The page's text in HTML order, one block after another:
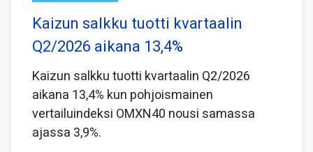
Kaizun salkku tuotti kvartaalin
Q2/2026 aikana 13,4%
Kaizun salkku tuotti kvartaalin Q2/2026
aikana 13,4% kun pohjoismainen
vertailuindeksi OMXN40 nousi samassa
ajassa 3,9%.